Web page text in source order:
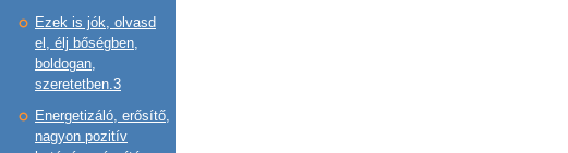
Ezek is jók, olvasd
el, élj bőségben,
boldogan,
szeretetben.3
Energetizáló, erősítő,
nagyon pozitív